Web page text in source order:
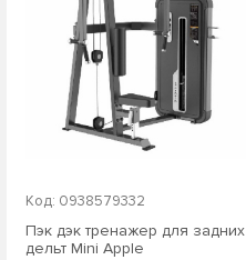
Код: 0938579332
Пэк дэк тренажер для задних
дельт Mini Apple